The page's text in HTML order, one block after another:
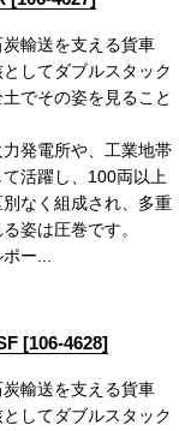
輸送を支える貨車
してダブルスタック
でその姿を見ること
発電所や、工業地帯
活躍し、100両以上
なく組成され、多重
姿は圧巻です。
ー...
[106-4628]
輸送を支える貨車
してダブルスタック